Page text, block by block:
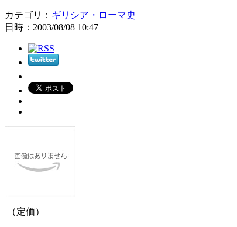
カテゴリ： ギリシア・ローマ史
日時：2003/08/08 10:47
（定価）